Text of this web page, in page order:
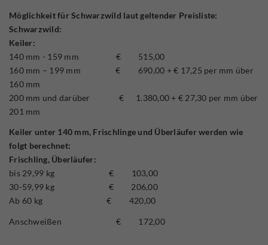
Möglichkeit für Schwarzwild laut geltender Preisliste:
Schwarzwild:
Keiler:
140 mm - 159 mm € 515,00
160 mm – 199 mm € 690,00 + € 17,25 per mm über
160 mm
200 mm und darüber € 1.380,00 + € 27,30 per mm über
201 mm
Keiler unter 140 mm, Frischlinge und Überläufer werden wie
folgt berechnet:
Frischling, Überläufer:
bis 29,99 kg € 103,00
30-59,99 kg € 206,00
Ab 60 kg € 420,00
Anschweißen € 172,00